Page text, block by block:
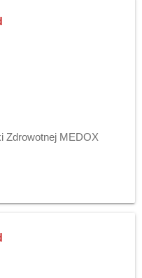
Zdrowotnej MEDOX